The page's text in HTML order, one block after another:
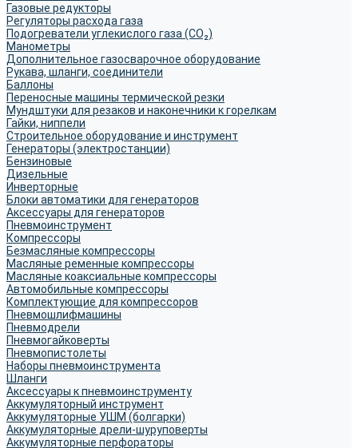
Газовые редукторы
Регуляторы расхода газа
Подогреватели углекислого газа (CO₂)
Манометры
Дополнительное газосварочное оборудование
Рукава, шланги, соединители
Баллоны
Переносные машины термической резки
Мундштуки для резаков и наконечники к горелкам
Гайки, ниппели
Строительное оборудование и инструмент
Генераторы (электростанции)
Бензиновые
Дизельные
Инверторные
Блоки автоматики для генераторов
Аксессуары для генераторов
Пневмоинструмент
Компрессоры
Безмасляные компрессоры
Масляные ременные компрессоры
Масляные коаксиальные компрессоры
Автомобильные компрессоры
Комплектующие для компрессоров
Пневмошлифмашины
Пневмодрели
Пневмогайковерты
Пневмопистолеты
Наборы пневмоинструмента
Шланги
Аксессуары к пневмоинструменту
Аккумуляторный инструмент
Аккумуляторные УШМ (болгарки)
Аккумуляторные дрели-шуруповерты
Аккумуляторные перфораторы